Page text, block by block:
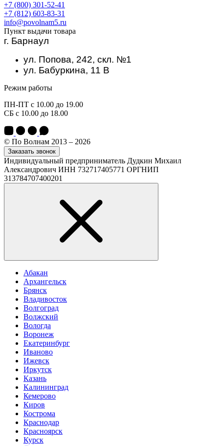
+7 (800) 301-52-41
+7 (812) 603-83-31
info@povolnam5.ru
Пункт выдачи товара
г. Барнаул
ул. Попова, 242, скл. №1
ул. Бабуркина, 11 В
Режим работы
ПН-ПТ с 10.00 до 19.00
СБ с 10.00 до 18.00
© По Волнам 2013 – 2026
Заказать звонок
Индивидуальный предприниматель Дудкин Михаил
Александрович ИНН 732717405771 ОРГНИП
313784707400201
Абакан
Архангельск
Брянск
Владивосток
Волгоград
Волжский
Вологда
Воронеж
Екатеринбург
Иваново
Ижевск
Иркутск
Казань
Калининград
Кемерово
Киров
Кострома
Краснодар
Красноярск
Курск